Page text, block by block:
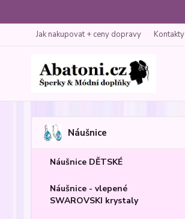
Jak nakupovat + ceny dopravy Kontakty
Náušnice
Náušnice DĚTSKÉ
Náušnice - vlepené
SWAROVSKI krystaly